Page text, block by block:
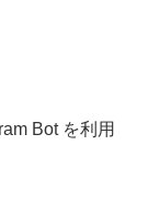
Bot を利用